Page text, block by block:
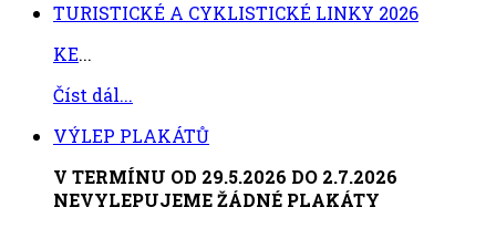
TURISTICKÉ A CYKLISTICKÉ LINKY 2026
KE...
Číst dál...
VÝLEP PLAKÁTŮ
V TERMÍNU OD 29.5.2026 DO 2.7.2026
NEVYLEPUJEME ŽÁDNÉ PLAKÁTY